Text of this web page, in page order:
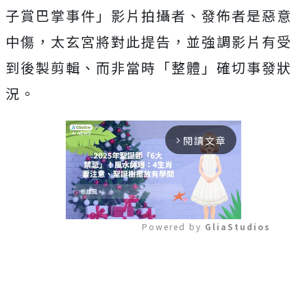
子賞巴掌事件」影片拍攝者、發佈者是惡意
中傷，太玄宮將對此提告，並強調影片有受
到後製剪輯、而非當時「整體」確切事發狀
況。
arrow_forward_ios 閱讀文章
Powered by GliaStudios